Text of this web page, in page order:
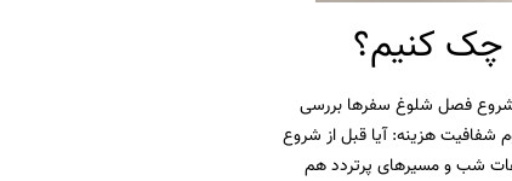
چک کنیم؟
شروع فصل شلوغ سفرها بررسی
شفافیت هزینه: آیا قبل از شروع
شب و مسیرهای پرتردد هم